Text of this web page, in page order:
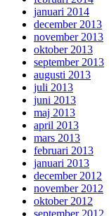
januari 2014
december 2013
november 2013
oktober 2013
september 2013
augusti 2013
juli 2013
juni 2013
maj 2013
april 2013
mars 2013
februari 2013
januari 2013
december 2012
november 2012
oktober 2012
september 2012